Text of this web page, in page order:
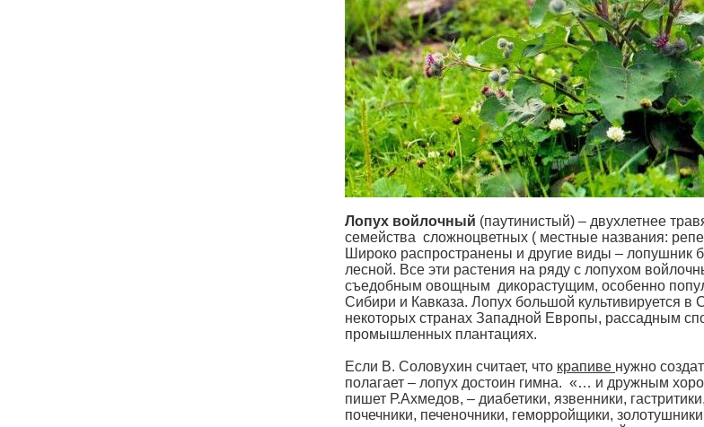
Лопух войлочный (паутинистый) – двухлетнее
семейства сложноцветных ( местные названия:
Широко распространены и другие виды – лопушник
лесной. Все эти растения на ряду с лопухом
съедобным овощным дикорастущим, особенно
Сибири и Кавказа. Лопух большой культивируется
некоторых странах Западной Европы, рассадным
промышленных плантациях.
Если В. Соловухин считает, что крапиве нужно
полагает – лопух достоин гимна. «… и дружным
пишет Р.Ахмедов, – диабетики, язвенники,
почечники, печеночники, геморройщики,